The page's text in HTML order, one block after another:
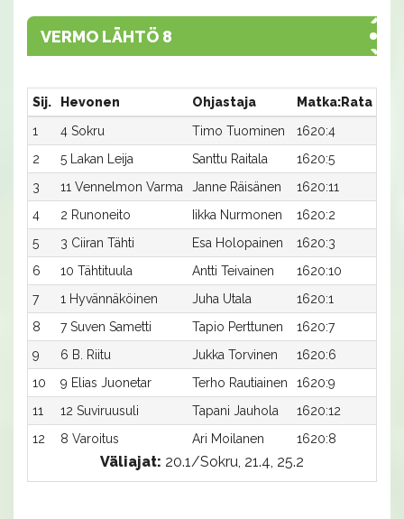
VERMO LÄHTÖ 8
Sij. Hevonen Ohjastaja Matka:Rata
1
4 Sokru Timo Tuominen 1620:4
2
5 Lakan Leija Santtu Raitala 1620:5
3
11 Vennelmon Varma Janne Räisänen 1620:11
4
2 Runoneito Iikka Nurmonen 1620:2
5
3 Ciiran Tähti Esa Holopainen 1620:3
6
10 Tähtituula Antti Teivainen 1620:10
7
1 Hyvännäköinen Juha Utala 1620:1
8
7 Suven Sametti Tapio Perttunen 1620:7
9
6 B. Riitu Jukka Torvinen 1620:6
10
9 Elias Juonetar Terho Rautiainen 1620:9
11
12 Suviruusuli Tapani Jauhola 1620:12
12
8 Varoitus Ari Moilanen 1620:8
Väliajat: 20.1/Sokru, 21.4, 25.2